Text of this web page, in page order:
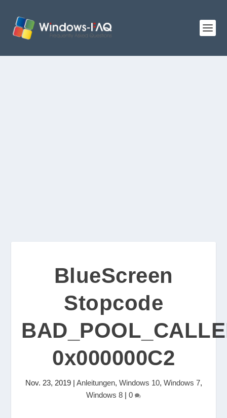
BlueScreen
Stopcode
0x000000C2
Nov. 23, 2019| Anleitungen, Windows 10, Windows 7,
Windows 8 | 0